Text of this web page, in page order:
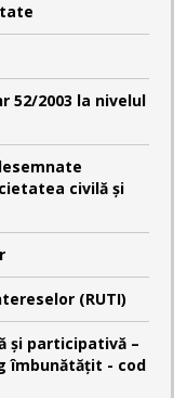
52/2003 la nivelul
civilă şi
(RUTI)
și participativă –
îmbunătățit - cod